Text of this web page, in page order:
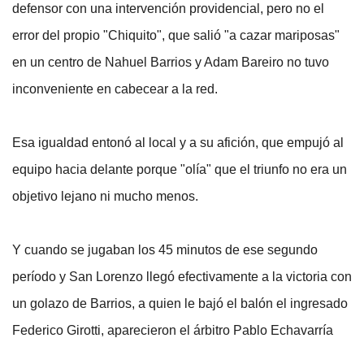
defensor con una intervención providencial, pero no el
error del propio "Chiquito", que salió "a cazar mariposas"
en un centro de Nahuel Barrios y Adam Bareiro no tuvo
inconveniente en cabecear a la red.
Esa igualdad entonó al local y a su afición, que empujó al
equipo hacia delante porque "olía" que el triunfo no era un
objetivo lejano ni mucho menos.
Y cuando se jugaban los 45 minutos de ese segundo
período y San Lorenzo llegó efectivamente a la victoria con
un golazo de Barrios, a quien le bajó el balón el ingresado
Federico Girotti, aparecieron el árbitro Pablo Echavarría